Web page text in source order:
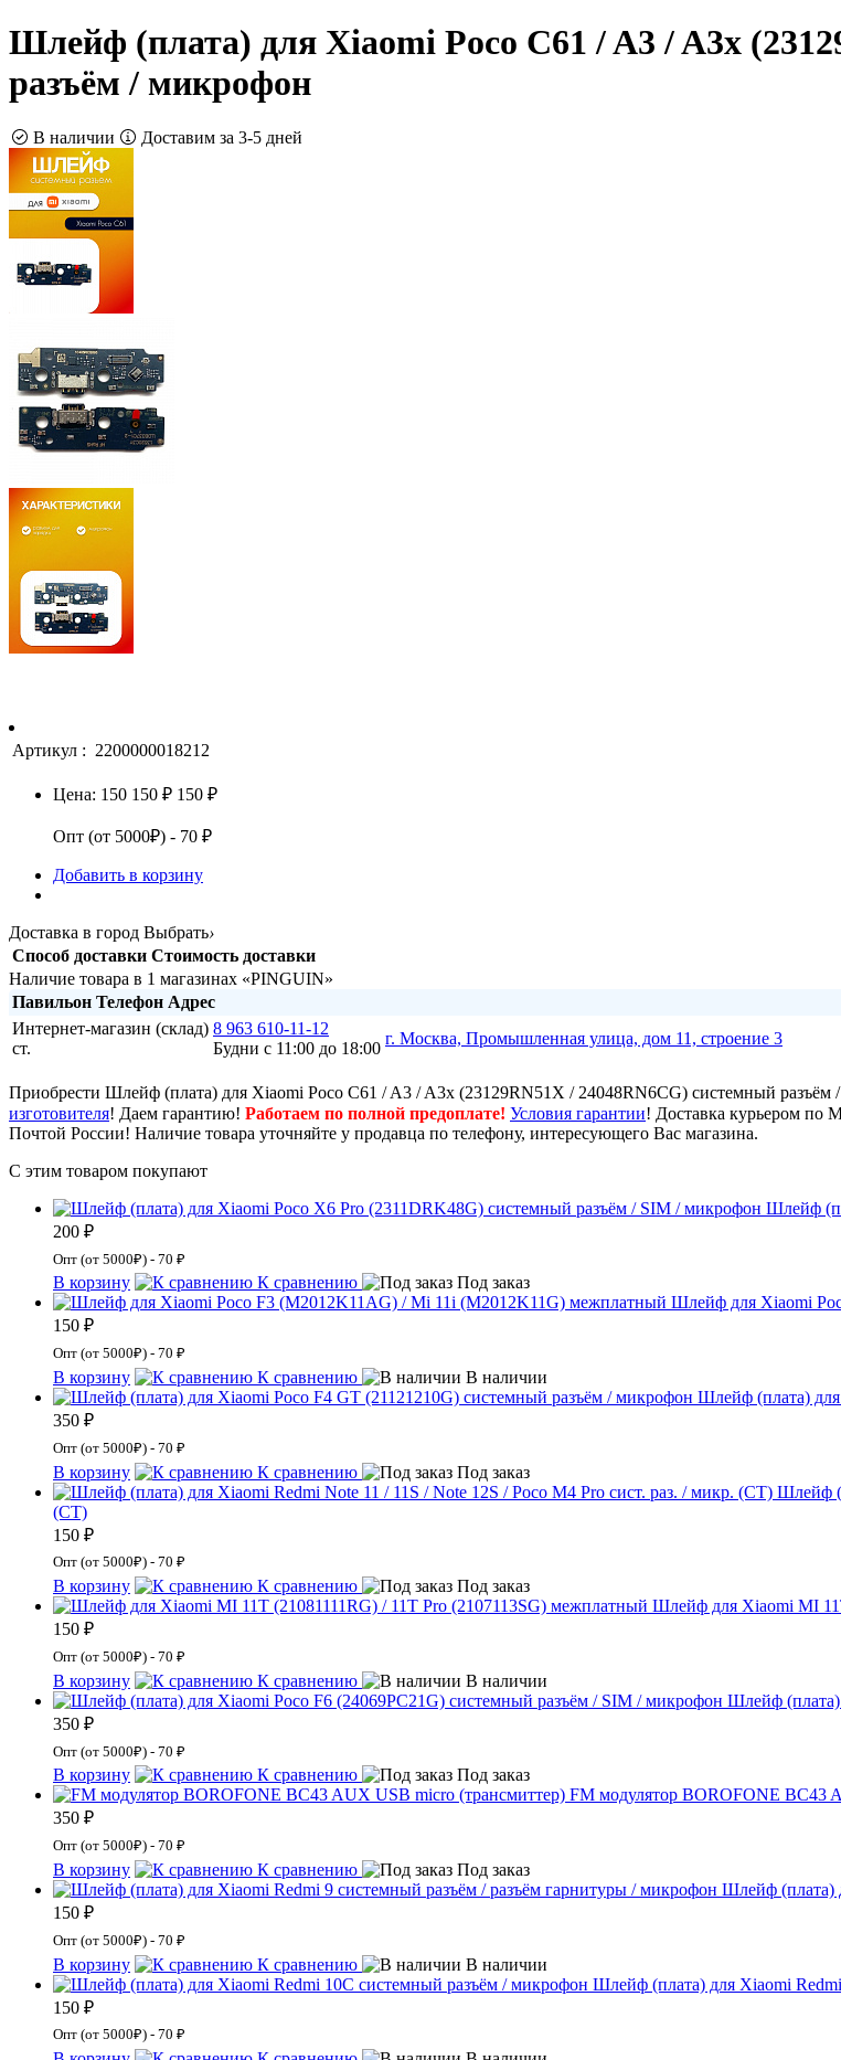
Шлейф (плата) для Xiaomi Poco C61 / A3 / A3x
разъём / микрофон
В наличии Доставим за 3-5 дней
Артикул : 2200000018212
Цена: 150 150 ₽ 150 ₽
Опт (от 5000₽) - 70 ₽
Добавить в корзину
Доставка в город Выбрать›
Способ доставки Стоимость доставки
Наличие товара в 1 магазинах «PINGUIN»
Павильон Телефон Адрес
Интернет-магазин (склад)
ст.
8 963 610-11-12
Будни с 11:00 до 18:00
г. Москва, Промышленная улица, дом 11, строение 3
Приобрести Шлейф (плата) для Xiaomi Poco C61 / A3 / A3x (23129RN51X / 24048RN6CG) системный
изготовителя! Даем гарантию! Работаем по полной предоплате! Условия гарантии! Доставка курьером по
Почтой России! Наличие товара уточняйте у продавца по телефону, интересующего Вас магазина.
С этим товаром покупают
Шлейф
200 ₽
Опт (от 5000₽) - 70 ₽
В корзину К сравнению
Под заказ
Шлейф для Xiaomi
150 ₽
Опт (от 5000₽) - 70 ₽
В корзину К сравнению
В наличии
Шлейф (плата)
350 ₽
Опт (от 5000₽) - 70 ₽
В корзину К сравнению
Под заказ
Шлейф
(СТ)
150 ₽
Опт (от 5000₽) - 70 ₽
В корзину К сравнению
Под заказ
Шлейф для Xiaomi MI
150 ₽
Опт (от 5000₽) - 70 ₽
В корзину К сравнению
В наличии
Шлейф (плата)
350 ₽
Опт (от 5000₽) - 70 ₽
В корзину К сравнению
Под заказ
FM модулятор BOROFONE BC43
350 ₽
Опт (от 5000₽) - 70 ₽
В корзину К сравнению
Под заказ
Шлейф (плата)
150 ₽
Опт (от 5000₽) - 70 ₽
В корзину К сравнению
В наличии
Шлейф (плата) для Xiaomi
150 ₽
Опт (от 5000₽) - 70 ₽